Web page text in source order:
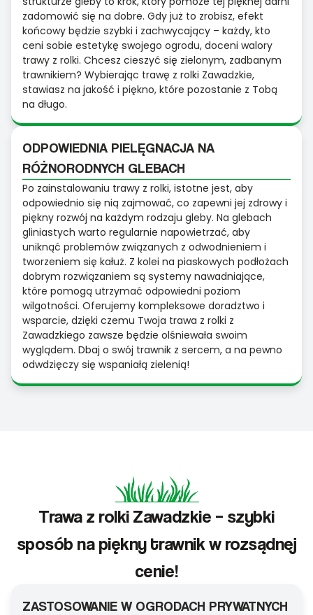
zadomowić się na dobre. Gdy już to zrobisz, efekt
końcowy będzie szybki i zachwycający – każdy, kto
ceni sobie estetykę swojego ogrodu, doceni walory
trawy z rolki. Chcesz cieszyć się zielonym, zadbanym
trawnikiem? Wybierając trawę z rolki Zawadzkie,
stawiasz na jakość i piękno, które pozostanie z Tobą
na długo.
ODPOWIEDNIA PIELĘGNACJA NA
RÓŻNORODNYCH GLEBACH
Po zainstalowaniu trawy z rolki, istotne jest, aby
odpowiednio się nią zajmować, co zapewni jej zdrowy i
piękny rozwój na każdym rodzaju gleby. Na glebach
gliniastych warto regularnie napowietrzać, aby
uniknąć problemów związanych z odwodnieniem i
tworzeniem się kałuż. Z kolei na piaskowych podłożach
dobrym rozwiązaniem są systemy nawadniające,
które pomogą utrzymać odpowiedni poziom
wilgotności. Oferujemy kompleksowe doradztwo i
wsparcie, dzięki czemu Twoja trawa z rolki z
Zawadzkiego zawsze będzie olśniewała swoim
wyglądem. Dbaj o swój trawnik z sercem, a na pewno
odwdzięczy się wspaniałą zielenią!
Trawa z rolki Zawadzkie – szybki
sposób na piękny trawnik w rozsądnej
cenie!
ZASTOSOWANIE W OGRODACH PRYWATNYCH